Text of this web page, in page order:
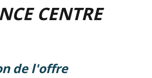
CENTRE
de l'offre